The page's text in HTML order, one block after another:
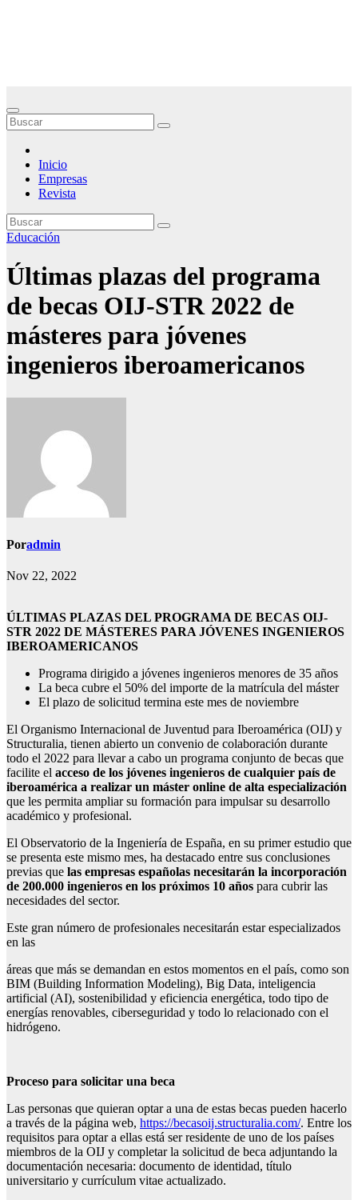
Inicio
Empresas
Revista
Educación
Últimas plazas del programa
de becas OIJ-STR 2022 de
másteres para jóvenes
ingenieros iberoamericanos
Poradmin
Nov 22, 2022
ÚLTIMAS PLAZAS DEL PROGRAMA DE BECAS OIJ-
STR 2022 DE MÁSTERES PARA JÓVENES INGENIEROS
IBEROAMERICANOS
Programa dirigido a jóvenes ingenieros menores de 35 años
La beca cubre el 50% del importe de la matrícula del máster
El plazo de solicitud termina este mes de noviembre
El Organismo Internacional de Juventud para Iberoamérica (OIJ) y
Structuralia, tienen abierto un convenio de colaboración durante
todo el 2022 para llevar a cabo un programa conjunto de becas que
facilite el acceso de los jóvenes ingenieros de cualquier país de
iberoamérica a realizar un máster online de alta especialización
que les permita ampliar su formación para impulsar su desarrollo
académico y profesional.
El Observatorio de la Ingeniería de España, en su primer estudio que
se presenta este mismo mes, ha destacado entre sus conclusiones
previas que las empresas españolas necesitarán la incorporación
de 200.000 ingenieros en los próximos 10 años para cubrir las
necesidades del sector.
Este gran número de profesionales necesitarán estar especializados
en las
áreas que más se demandan en estos momentos en el país, como son
BIM (Building Information Modeling), Big Data, inteligencia
artificial (AI), sostenibilidad y eficiencia energética, todo tipo de
energías renovables, ciberseguridad y todo lo relacionado con el
hidrógeno.
Proceso para solicitar una beca
Las personas que quieran optar a una de estas becas pueden hacerlo
a través de la página web, https://becasoij.structuralia.com/. Entre los
requisitos para optar a ellas está ser residente de uno de los países
miembros de la OIJ y completar la solicitud de beca adjuntando la
documentación necesaria: documento de identidad, título
universitario y currículum vitae actualizado.